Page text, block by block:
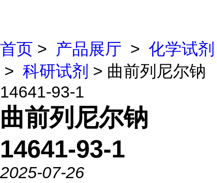
首页 > 产品展厅 > 化学试剂
> 科研试剂 > 曲前列尼尔钠
14641-93-1
曲前列尼尔钠
14641-93-1
2025-07-26